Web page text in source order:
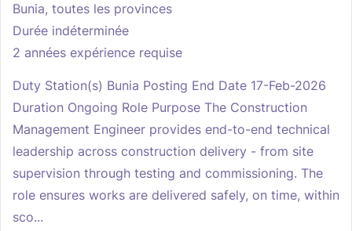
Bunia, toutes les provinces
Durée indéterminée
2 années expérience requise
Duty Station(s) Bunia Posting End Date 17-Feb-2026
Duration Ongoing Role Purpose The Construction
Management Engineer provides end-to-end technical
leadership across construction delivery - from site
supervision through testing and commissioning. The
role ensures works are delivered safely, on time, within
sco...